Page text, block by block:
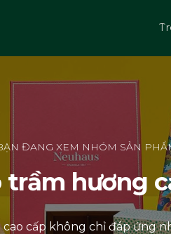
ĐANG XEM NHÓM SẢN
trầm hương
cấp không chỉ đáp ứng